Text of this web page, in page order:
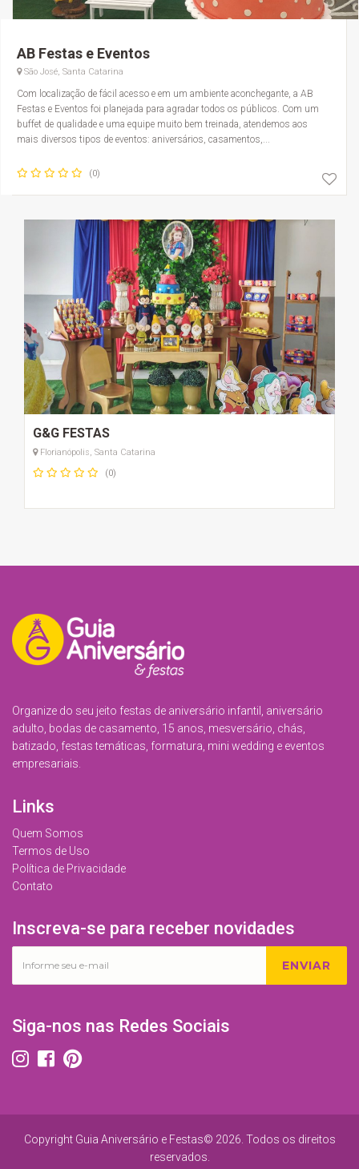
AB Festas e Eventos
São José, Santa Catarina
Com localização de fácil acesso e em um ambiente aconchegante, a AB
Festas e Eventos foi planejada para agradar todos os públicos. Com um
buffet de qualidade e uma equipe muito bem treinada, atendemos aos
mais diversos tipos de eventos: aniversários, casamentos,...
(0)
G&G FESTAS
Florianópolis, Santa Catarina
(0)
Organize do seu jeito festas de aniversário infantil, aniversário
adulto, bodas de casamento, 15 anos, mesversário, chás,
batizado, festas temáticas, formatura, mini wedding e eventos
empresariais.
Links
Quem Somos
Termos de Uso
Política de Privacidade
Contato
Inscreva-se para receber novidades
ENVIAR
Siga-nos nas Redes Sociais
Copyright Guia Aniversário e Festas© 2026. Todos os direitos
reservados.